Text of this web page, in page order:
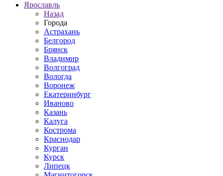
Ярославль
Назад
Города
Астрахань
Белгород
Брянск
Владимир
Волгоград
Вологда
Воронеж
Екатеринбург
Иваново
Казань
Калуга
Кострома
Краснодар
Курган
Курск
Липецк